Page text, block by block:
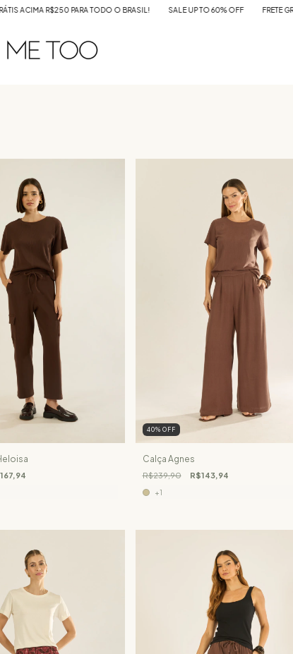
SALE UP TO 60% OFF FRETE GRÁTIS ACIMA R$250 PARA TODO O BRASIL!
40% OFF
Calça Agnes
R$239,90 R$143,94
+1